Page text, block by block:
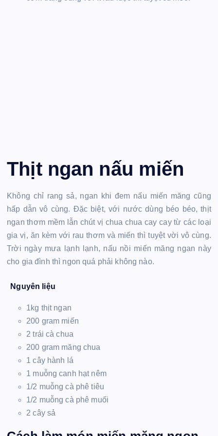
Thịt ngan nấu miến
Không chỉ rang sả, ngan khi đem nấu miến măng cũng
hấp dẫn vô cùng. Đặc biệt, với nước dùng béo béo, thịt
ngan thơm mềm lẫn chút vị chua chua cay cay từ các loại
gia vị, ăn kèm với rau thơm và miến thì tuyệt vời vô cùng.
Trời ngày mưa lạnh lạnh, nấu nồi miến măng ngan này
cho gia đình thì ngon quá phải không nào.
Nguyên liệu
1kg thịt ngan
200 gram miến
2 trái cà chua
200 gram măng chua
1 cây hành lá
1 muỗng canh hạt nêm
1/2 muỗng cà phê tiêu
1/2 muỗng cà phê muối
2 cây sả